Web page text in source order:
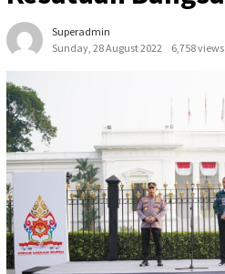
Superadmin
Sunday, 28 August 2022
6,758 views